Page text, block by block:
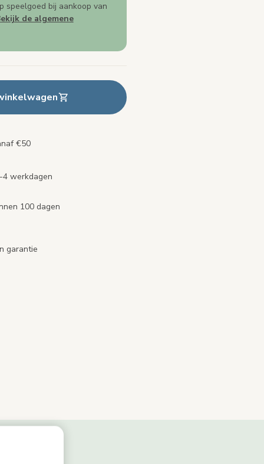
speelgoed bij aankoop van
de algemene
€50
4 werkdagen
100 dagen
garantie